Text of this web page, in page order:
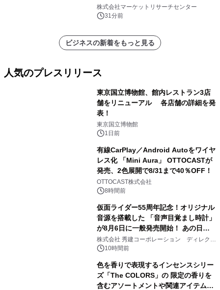
容器）・分析レポートを発表
株式会社マーケットリサーチセンター
31分前
ビジネスの新着をもっと見る
人気のプレスリリース
東京国立博物館、館内レストラン3店
舗をリニューアル 各店舗の詳細を発
表！
東京国立博物館
1日前
有線CarPlay／Android Autoをワイヤ
レス化 「Mini Aura」 OTTOCASTが
発売、2色展開で8/31まで40％OFF！
OTTOCAST株式会社
8時間前
仮面ライダー55周年記念！オリジナル
音源を搭載した 「音声目覚まし時計」
が8月6日に一般発売開始！ あの日の
大興奮が今甦る
株式会社 秀建コーポレーション ディレクト
アートギャラリー
10時間前
色を香りで表現するインセンスシリー
ズ「The COLORS」の 限定の香りを
含むアソートメントや関連アイテムを